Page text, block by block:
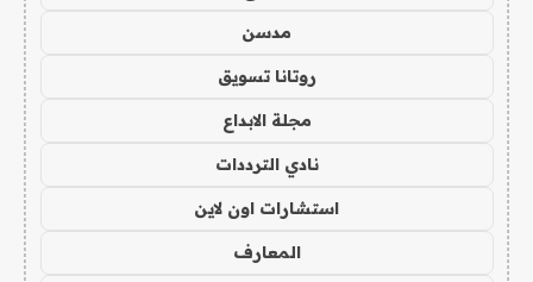
مدسن
روتانا تسويق
مجلة الابداع
نادي الترددات
استشارات اون لاين
المعارف